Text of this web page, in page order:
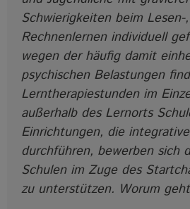
Schwierigkeiten beim
Rechnenlernen individuell
wegen der häufig damit
psychischen Belastungen
Lerntherapiestunden im
außerhalb des Lernorts
Einrichtungen, die
durchführen, bewerben sich
Schulen im Zuge des
zu unterstützen. Worum